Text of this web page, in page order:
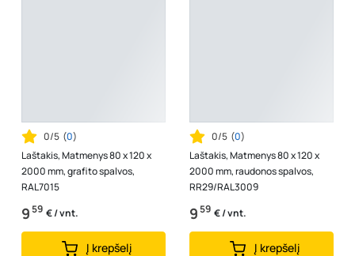
0/5 (0)
Laštakis, Matmenys 80 x 120 x
2000 mm, grafito spalvos,
RAL7015
959 € / vnt.
Į krepšelį
0/5 (0)
Laštakis, Matmenys 80 x 120 x
2000 mm, raudonos spalvos,
RR29/RAL3009
959 € / vnt.
Į krepšelį